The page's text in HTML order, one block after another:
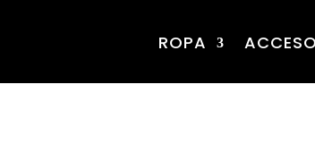
ROPA